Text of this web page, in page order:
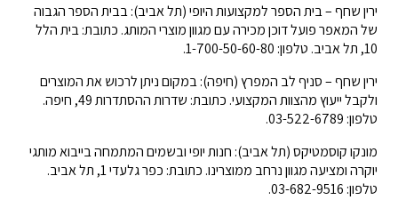
ירין שחף – בית הספר למקצועות היופי (תל אביב): בבית הספר הגבוה
של המאפר פועל דוכן מכירה עם מגוון מוצרי המותג. כתובת: בית הלל
10, תל אביב. טלפון: 1-700-50-60-80.
ירין שחף – סניף לב המפרץ (חיפה): במקום ניתן לרכוש את המוצרים
ולקבל ייעוץ מהצוות המקצועי. כתובת: שדרות ההסתדרות 49, חיפה.
טלפון: 03-522-6789.
מונקו קוסמטיקס (תל אביב): חנות יופי ובשמים המתמחה בייבוא מותגי
יוקרה ומציעה מגוון נרחב ממוצרינו. כתובת: כפר גלעדי 1, תל אביב.
טלפון: 03-682-9516.